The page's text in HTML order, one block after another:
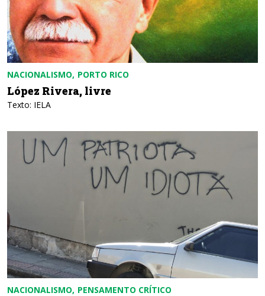
NACIONALISMO PORTO RICO
López Rivera, livre
Texto: IELA
NACIONALISMO PENSAMENTO CRÍTICO